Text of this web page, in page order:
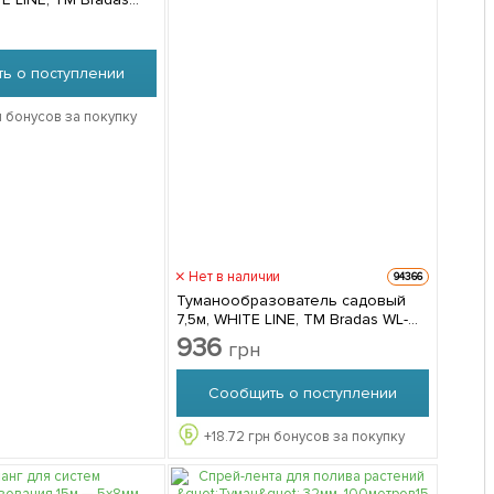
о поступлении
бонусов за покупку
Нет в наличии 94366
Туманообразователь садовый
7,5м, WHITE LINE, ТМ Bradas WL-
Z1007
936 грн
Сообщить о поступлении
+18.72 грн бонусов за покупку